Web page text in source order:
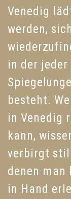
Venedig
werden,
in der jeder
besteht.
in Venedig
kann,
verbirgt
denen man
in Hand